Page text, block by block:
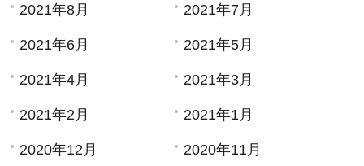
2021年8月 2021年7月
2021年6月 2021年5月
2021年4月 2021年3月
2021年2月 2021年1月
2020年12月 2020年11月